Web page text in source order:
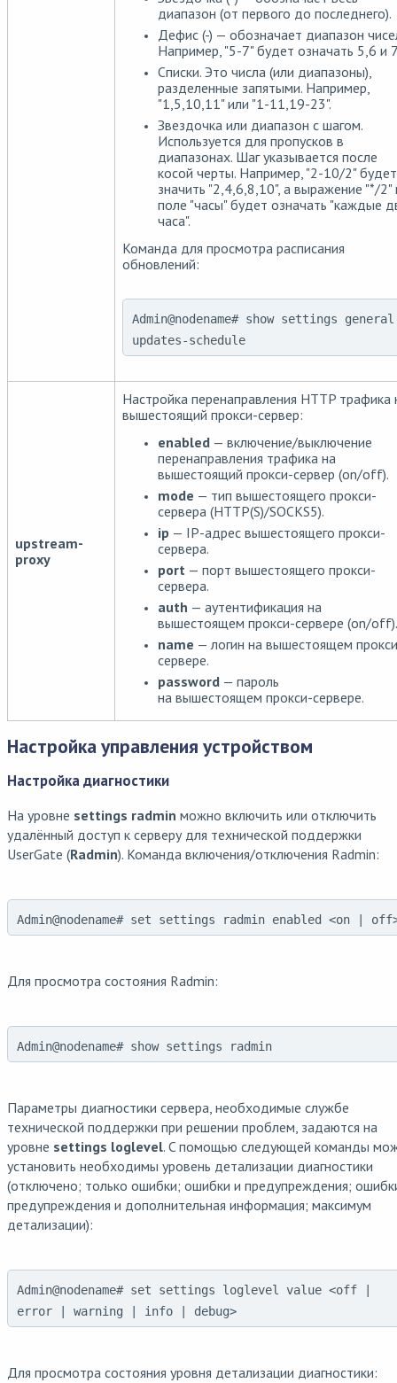
диапазон (от первого до последнего).
Дефис (-) — обозначает диапазон
Например, "5-7" будет означать 5,6 и
Списки. Это числа (или диапазоны),
разделенные запятыми. Например,
"1,5,10,11" или "1-11,19-23".
Звездочка или диапазон с шагом.
Используется для пропусков в
диапазонах. Шаг указывается после
косой черты. Например, "2-10/2" будет
значить "2,4,6,8,10", а выражение "*/2"
поле "часы" будет означать "каждые
часа".
Команда для просмотра расписания
обновлений:
Admin@nodename# show settings general
updates-schedule
upstream-
proxy
Настройка перенаправления HTTP трафика
вышестоящий прокси-сервер:
enabled — включение/выключение
перенаправления трафика на
вышестоящий прокси-сервер (on/off).
mode — тип вышестоящего прокси-
сервера (HTTP(S)/SOCKS5).
ip — IP-адрес вышестоящего прокси-
сервера.
port — порт вышестоящего прокси-
сервера.
auth — аутентификация на
вышестоящем прокси-сервере (on/off).
name — логин на вышестоящем
сервере.
password — пароль
на вышестоящем прокси-сервере.
Настройка управления устройством
Настройка диагностики
На уровне settings radmin можно включить или отключить
удалённый доступ к серверу для технической поддержки
UserGate (Radmin). Команда включения/отключения Radmin:
Admin@nodename# set settings radmin enabled <on |
Для просмотра состояния Radmin:
Admin@nodename# show settings radmin
Параметры диагностики сервера, необходимые службе
технической поддержки при решении проблем, задаются на
уровне settings loglevel. C помощью следующей команды
установить необходимы уровень детализации диагностики
(отключено; только ошибки; ошибки и предупреждения;
предупреждения и дополнительная информация; максимум
детализации):
Admin@nodename# set settings loglevel value <off |
error | warning | info | debug>
Для просмотра состояния уровня детализации диагностики: